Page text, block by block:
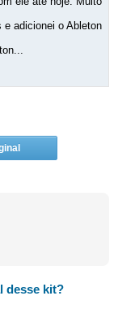
e adicionei o Ableton
desse kit?